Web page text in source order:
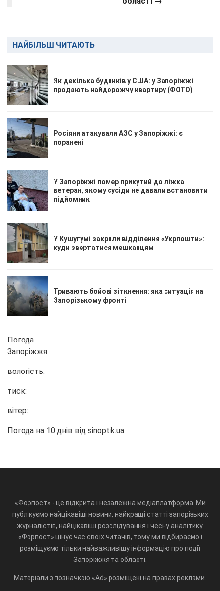
НАЙБІЛЬШ ЧИТАЮТЬ
Як декілька будинків у США: у Запоріжжі
продають найдорожчу квартиру (ФОТО)
Росіяни атакували АЗС у Запоріжжі: є
поранені
У Запоріжжі помер прикутий до ліжка
ветеран, якому сусіди не давали встановити
підйомник
У Кушугумі закрили відділення «Укрпошти»:
куди звертатися мешканцям
Тривають бойові зіткнення: яка ситуація на
Запорізькому фронті
Погода
Запоріжжя
вологість:
тиск:
вітер:
Погода на 10 днів від sinoptik.ua
«Форпост» - це відкрита і незалежна медіаплатформа. Ми
публікуємо найцікавіші новини, найкращі статті запорізьких
журналістів, найцікавіші розслідування і чесну аналітику.
«Форпост» цінує час своїх читачів, тому ми відбираємо і
розміщуємо тільки найважливішу інформацію про події
Запоріжжя та області.
Матеріали з позначкою «Ad» розміщені на правах реклами.